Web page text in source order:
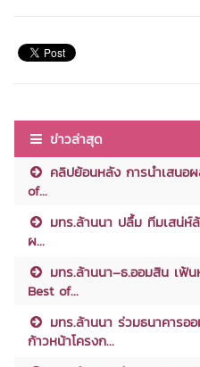
ข่าวล่าสุด
คลิปย้อนหลัง การนำเสนอ
of...
มทร.ล้านนา ปลื้ม ทีมเสน่ห์
ผ...
มทร.ล้านนา–ธ.ออมสิน เฟ้
Best of...
มทร.ล้านนา ร่วมธนาคาร
ก้าวหน้าโครงก...